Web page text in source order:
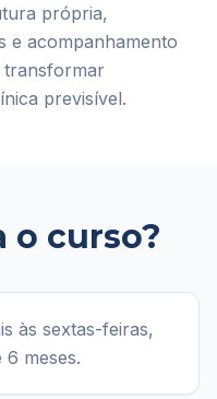
própria,
e acompanhamento
transformar
previsível.
o curso?
às sextas-feiras,
6 meses.